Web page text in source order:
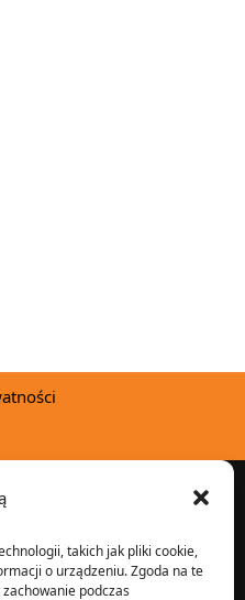
takich jak pliki cookie,
o urządzeniu. Zgoda na te
podczas